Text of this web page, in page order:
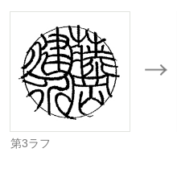
第3ラフ